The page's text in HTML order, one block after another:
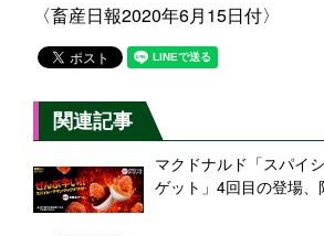
〈畜産日報2020年6月15日付〉
関連記事
マクドナルド「スパイ
ゲット」4回目の登場